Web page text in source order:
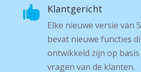
 Klantgericht
Elke nieuwe versie van
bevat nieuwe functies
ontwikkeld zijn op
vragen van de klanten.